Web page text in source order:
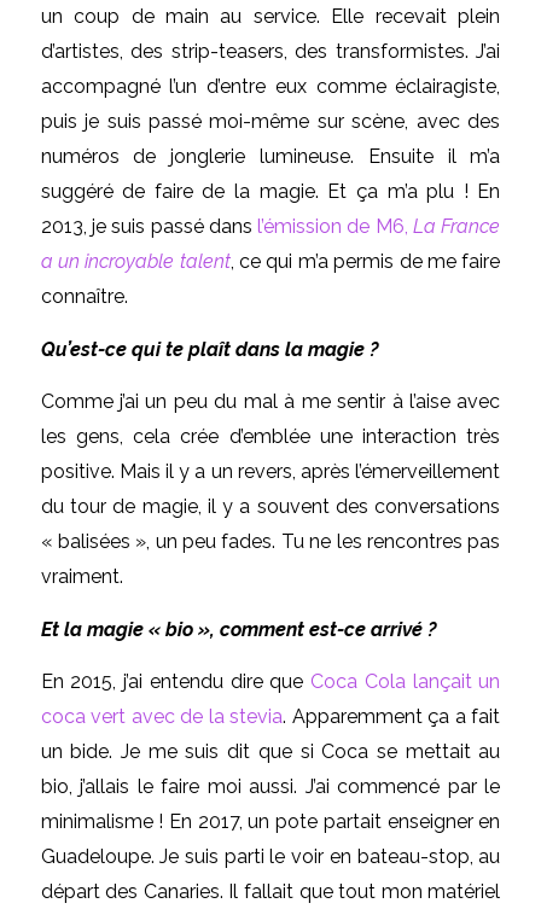
un coup de main au service. Elle recevait plein
d’artistes, des strip-teasers, des transformistes. J’ai
accompagné l’un d’entre eux comme éclairagiste,
puis je suis passé moi-même sur scène, avec des
numéros de jonglerie lumineuse. Ensuite il m’a
suggéré de faire de la magie. Et ça m’a plu ! En
2013, je suis passé dansl’émission de M6,La France
a un incroyable talent, ce qui m’a permis de me faire
connaître.
Qu’est-ce qui te plaît dans la magie ?
Comme j’ai un peu du mal à me sentir à l’aise avec
les gens, cela crée d’emblée une interaction très
positive. Mais il y a un revers, après l’émerveillement
du tour de magie, il y a souvent des conversations
« balisées », un peu fades. Tu ne les rencontres pas
vraiment.
Et la magie « bio », comment est-ce arrivé ?
En 2015, j’ai entendu dire que Coca Cola lançait un
coca vert avec de la stevia. Apparemment ça a fait
un bide. Je me suis dit que si Coca se mettait au
bio, j’allais le faire moi aussi. J’ai commencé par le
minimalisme ! En 2017, un pote partait enseigner en
Guadeloupe. Je suis parti le voir en bateau-stop, au
départ des Canaries. Il fallait que tout mon matériel